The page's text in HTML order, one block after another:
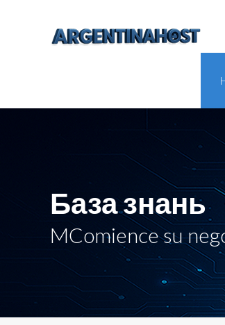
База знань
MComience su